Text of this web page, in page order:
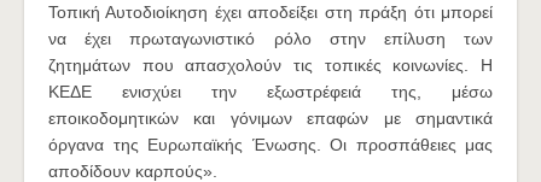
Τοπική Αυτοδιοίκηση έχει αποδείξει στη πράξη ότι μπορεί
να έχει πρωταγωνιστικό ρόλο στην επίλυση των
ζητημάτων που απασχολούν τις τοπικές κοινωνίες. Η
ΚΕΔΕ ενισχύει την εξωστρέφειά της, μέσω
εποικοδομητικών και γόνιμων επαφών με σημαντικά
όργανα της Ευρωπαϊκής Ένωσης. Οι προσπάθειες μας
αποδίδουν καρπούς».